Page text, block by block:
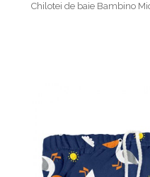
Chilotei de baie Bambino